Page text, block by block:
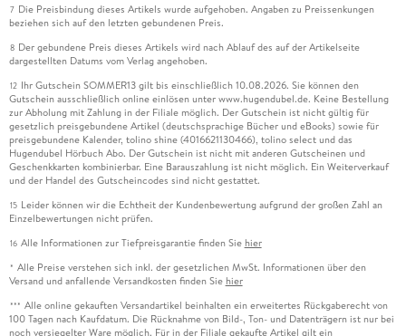
7 Die Preisbindung dieses Artikels wurde aufgehoben. Angaben zu Preissenkungen
beziehen sich auf den letzten gebundenen Preis.
8 Der gebundene Preis dieses Artikels wird nach Ablauf des auf der Artikelseite
dargestellten Datums vom Verlag angehoben.
12 Ihr Gutschein SOMMER13 gilt bis einschließlich 10.08.2026. Sie können den
Gutschein ausschließlich online einlösen unter www.hugendubel.de. Keine Bestellung
zur Abholung mit Zahlung in der Filiale möglich. Der Gutschein ist nicht gültig für
gesetzlich preisgebundene Artikel (deutschsprachige Bücher und eBooks) sowie für
preisgebundene Kalender, tolino shine (4016621130466), tolino select und das
Hugendubel Hörbuch Abo. Der Gutschein ist nicht mit anderen Gutscheinen und
Geschenkkarten kombinierbar. Eine Barauszahlung ist nicht möglich. Ein Weiterverkauf
und der Handel des Gutscheincodes sind nicht gestattet.
15 Leider können wir die Echtheit der Kundenbewertung aufgrund der großen Zahl an
Einzelbewertungen nicht prüfen.
16 Alle Informationen zur Tiefpreisgarantie finden Sie hier
* Alle Preise verstehen sich inkl. der gesetzlichen MwSt. Informationen über den
Versand und anfallende Versandkosten finden Sie hier
*** Alle online gekauften Versandartikel beinhalten ein erweitertes Rückgaberecht von
100 Tagen nach Kaufdatum. Die Rücknahme von Bild-, Ton- und Datenträgern ist nur bei
noch versiegelter Ware möglich. Für in der Filiale gekaufte Artikel gilt ein